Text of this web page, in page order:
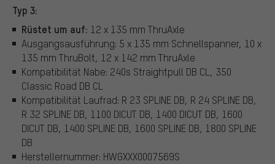
Typ 3:
Rüstet um auf: 12 x 135 mm ThruAxle
Ausgangsausführung: 5 x 135 mm Schnellspanner, 10 x
135 mm ThruBolt, 12 x 142 mm ThruAxle
Kompatibilität Nabe: 240s Straightpull DB CL, 350
Classic Road DB CL
Kompatibilität Laufrad: R 23 SPLINE DB, R 24 SPLINE DB,
R 32 SPLINE DB, 1100 DICUT DB, 1400 DICUT DB, 1600
DICUT DB, 1400 SPLINE DB, 1600 SPLINE DB, 1800 SPLINE
DB
Herstellernummer: HWGXXX0007569S